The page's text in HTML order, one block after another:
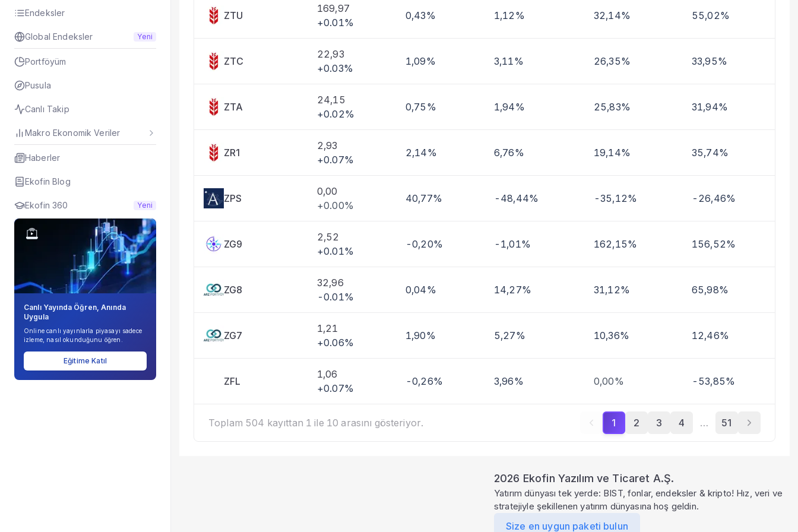
Endeksler
Global Endeksler Yeni
Portföyüm
Pusula
Canlı Takip
Makro Ekonomik Veriler
Haberler
Ekofin Blog
Ekofin 360 Yeni
Canlı Yayında Öğren, Anında
Uygula
Online canlı yayınlarla piyasayı sadece
izleme, nasıl okunduğunu öğren.
Eğitime Katıl
Taşınan Fonlar
Fiyat Endeks Değişimi
ZTU
169,97
+0.01%
0,43% 1,12% 32,14% 55,02%
ZTC
22,93
+0.03%
1,09% 3,11% 26,35% 33,95%
ZTA
24,15
+0.02%
0,75% 1,94% 25,83% 31,94%
ZR1
2,93
+0.07%
2,14% 6,76% 19,14% 35,74%
ZPS
0,00
+0.00%
40,77% -48,44% -35,12% -26,46%
ZG9
2,52
+0.01%
-0,20% -1,01% 162,15% 156,52%
ZG8
32,96
-0.01%
0,04% 14,27% 31,12% 65,98%
ZG7
1,21
+0.06%
1,90% 5,27% 10,36% 12,46%
ZFL
1,06
+0.07%
-0,26% 3,96% 0,00% -53,85%
Toplam 504 kayıttan 1 ile 10 arasını gösteriyor. 1 2 3 4 … 51
2026 Ekofin Yazılım ve Ticaret A.Ş.
Yatırım dünyası tek yerde: BIST, fonlar, endeksler & kripto! Hız, veri ve
stratejiyle şekillenen yatırım dünyasına hoş geldin.
Size en uygun paketi bulun